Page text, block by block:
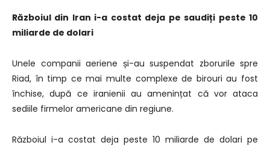
Războiul din Iran i-a costat deja pe saudiți peste 10
miliarde de dolari
Unele companii aeriene și-au suspendat zborurile spre
Riad, în timp ce mai multe complexe de birouri au fost
închise, după ce iranienii au amenințat că vor ataca
sediile firmelor americane din regiune.
Războiul i-a costat deja peste 10 miliarde de dolari pe